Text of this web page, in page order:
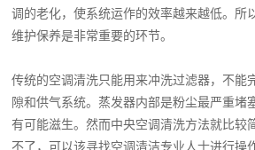
调的老化，使系统运作的效率越来越低。所
维护保养是非常重要的环节。
传统的空调清洗只能用来冲洗过滤器，不能
隙和供气系统。蒸发器内部是粉尘最严重堵
有可能滋生。然而中央空调清洗方法就比较
不了，可以该寻找空调清洁专业人士进行操